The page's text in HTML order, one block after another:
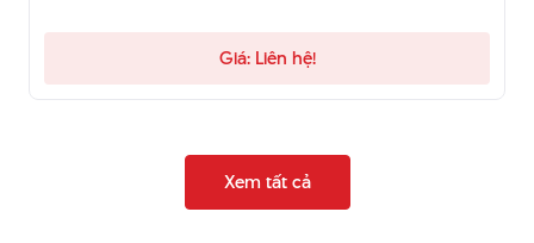
Giá: Liên hệ!
Xem tất cả